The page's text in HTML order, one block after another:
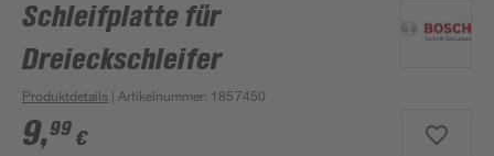
Schleifplatte für
Dreieckschleifer
Produktdetails | Artikelnummer: 1857450
9,99 €